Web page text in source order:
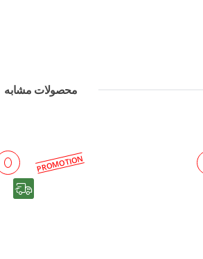
محصولات مشابه
PROMOTION